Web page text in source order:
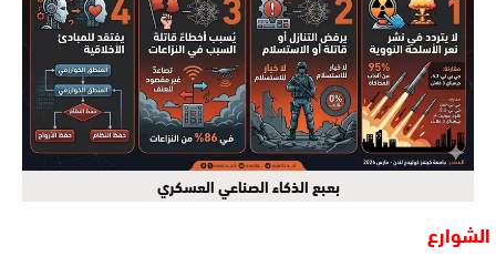
بعبع الذكاء الصناعي العسكري
الشوارع